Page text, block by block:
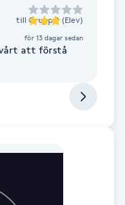
till Grupp 2 (Elev)
för 13 dagar sedan
att förstå